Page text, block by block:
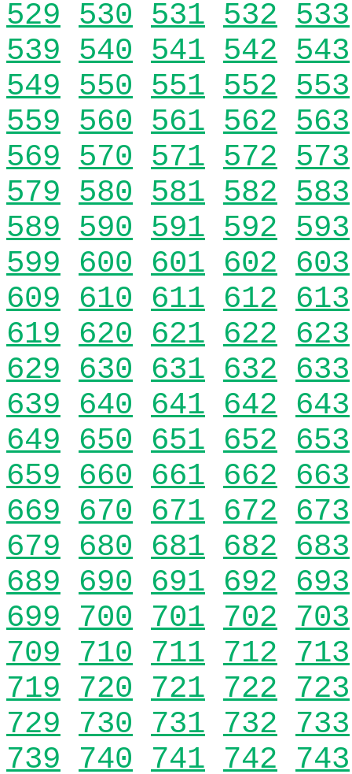
529 530 531 532 533
539 540 541 542 543
549 550 551 552 553
559 560 561 562 563
569 570 571 572 573
579 580 581 582 583
589 590 591 592 593
599 600 601 602 603
609 610 611 612 613
619 620 621 622 623
629 630 631 632 633
639 640 641 642 643
649 650 651 652 653
659 660 661 662 663
669 670 671 672 673
679 680 681 682 683
689 690 691 692 693
699 700 701 702 703
709 710 711 712 713
719 720 721 722 723
729 730 731 732 733
739 740 741 742 743